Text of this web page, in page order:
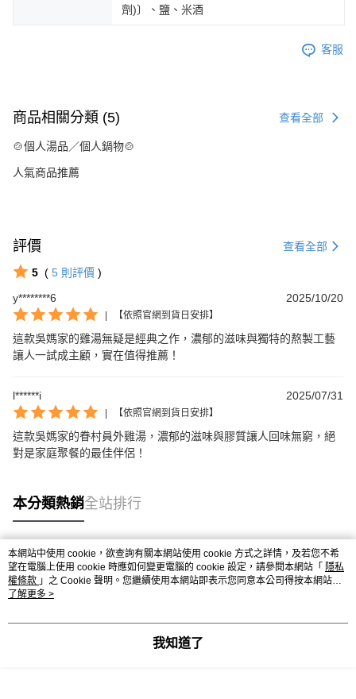
劑)〕、鹽、米酒
客服
商品相關分類 (5) 查看全部
🍲個人湯品／個人鍋物🍲
人氣商品推薦
評價 查看全部
5 ( 5 則評價 )
y********6
2025/10/20
| 【依照官網到貨日安排】
這款吳媽家的雞湯無疑是經典之作，濃郁的滋味與獨特的熬製工藝
讓人一試成主顧，實在值得推薦！
l******i 2025/07/31
| 【依照官網到貨日安排】
這款吳媽家的眷村員外雞湯，濃郁的滋味與膠質讓人回味無窮，絕
對是家庭聚餐的最佳伴侶！
本分類熱銷全站排行
熱門標籤
本網站中使用 cookie，欲查詢有關本網站使用 cookie 方式之詳情，及若您不希
望在電腦上使用 cookie 時應如何變更電腦的 cookie 設定，請參閱本網站「 隱私
權條款 」之 Cookie 聲明。您繼續使用本網站即表示您同意本公司得按本網站使
用條款之 Cookie 聲明使用 cookie。
了解更多 >
我知道了